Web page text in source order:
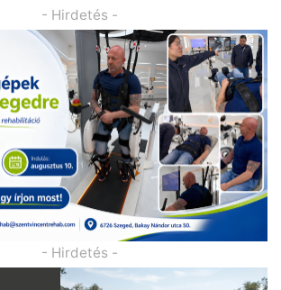
- Hirdetés -
- Hirdetés -